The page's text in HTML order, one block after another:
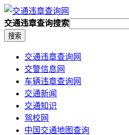
交通违章查询搜索
搜索
交通违章查询网
交警信息网
车辆违章查询网
交通新闻
交通知识
驾校网
中国交通地图查询